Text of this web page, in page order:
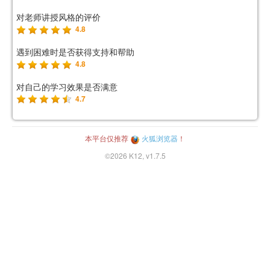
对老师讲授风格的评价
4.8
遇到困难时是否获得支持和帮助
4.8
对自己的学习效果是否满意
4.7
本平台仅推荐 火狐浏览器 ！
©2026 K12, v1.7.5